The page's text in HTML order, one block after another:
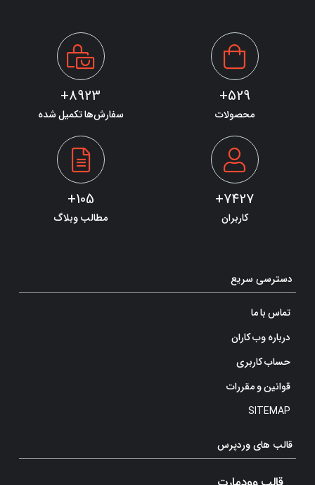
529+
محصولات
8923+
سفارش‌ها تکمیل شده
7427+
کاربران
105+
مطالب وبلاگ
دسترسی سریع
تماس با ما
درباره وب کاران
حساب کاربری
قوانین و مقررات
SITEMAP
قالب های وردپرس
قالب وودمارت